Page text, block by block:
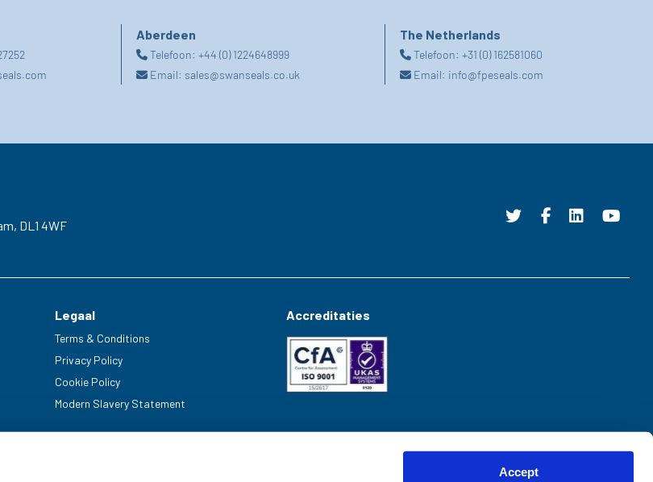
Accept
Aberdeen
Telefoon: +44 (0) 1224648999
Email: sales@swanseals.co.uk
The Netherlands
Telefoon:+31 (0) 162581060
Email: info@fpeseals.com
DL1 4WF
Legaal
Terms & Conditions
Privacy Policy
Cookie Policy
Modern Slavery Statement
Accreditaties